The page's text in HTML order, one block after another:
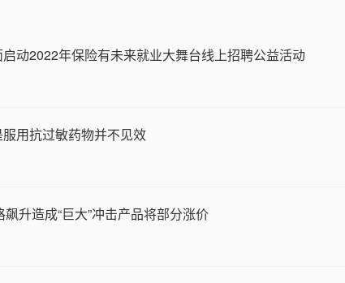
动2022年保险有未来就业大舞台线上招聘公益活动
用抗过敏药物并不见效
升造成“巨大”冲击产品将部分涨价